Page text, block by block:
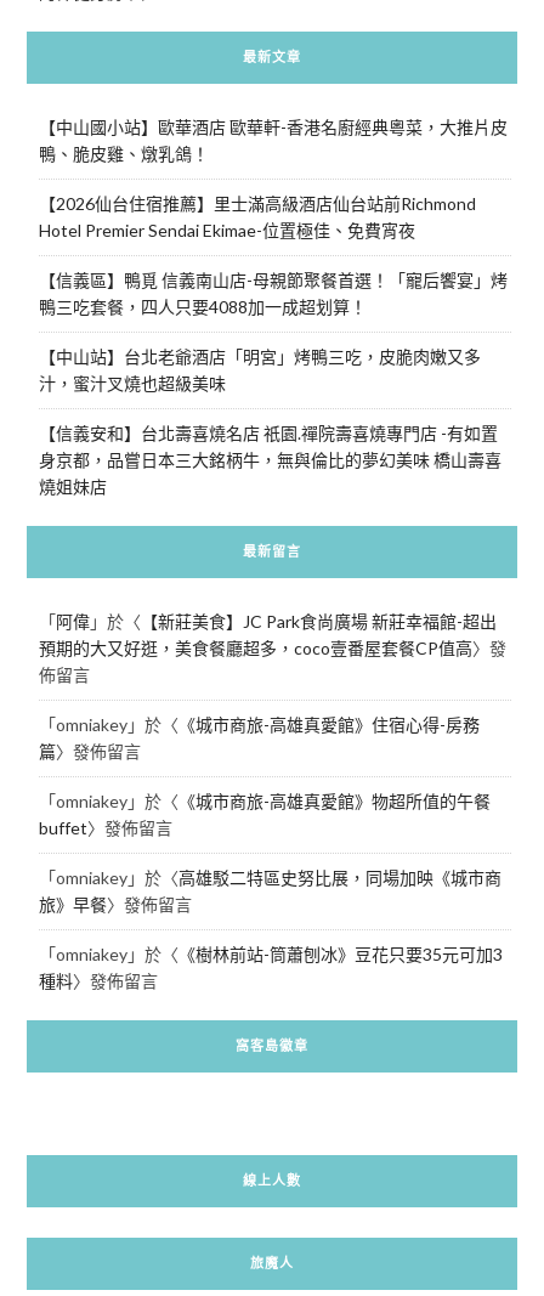
最新文章
【中山國小站】歐華酒店 歐華軒-香港名廚經典粵菜，大推片皮
鴨、脆皮雞、燉乳鴿！
【2026仙台住宿推薦】里士滿高級酒店仙台站前Richmond
Hotel Premier Sendai Ekimae-位置極佳、免費宵夜
【信義區】鴨覓 信義南山店-母親節聚餐首選！「寵后饗宴」烤
鴨三吃套餐，四人只要4088加一成超划算！
【中山站】台北老爺酒店「明宮」烤鴨三吃，皮脆肉嫩又多
汁，蜜汁叉燒也超級美味
【信義安和】台北壽喜燒名店 祇園.禪院壽喜燒專門店 -有如置
身京都，品嘗日本三大銘柄牛，無與倫比的夢幻美味 橋山壽喜
燒姐妹店
最新留言
「阿偉」於〈 【新莊美食】JC Park食尚廣場 新莊幸福館-超出
預期的大又好逛，美食餐廳超多，coco壹番屋套餐CP值高〉發
佈留言
「omniakey」於〈 《城市商旅-高雄真愛館》住宿心得-房務
篇〉發佈留言
「omniakey」於〈 《城市商旅-高雄真愛館》物超所值的午餐
buffet〉發佈留言
「omniakey」於〈高雄駁二特區史努比展，同場加映《城市商
旅》早餐〉發佈留言
「omniakey」於〈 《樹林前站-筒蕭刨冰》豆花只要35元可加3
種料〉發佈留言
窩客島徽章
線上人數
旅魔人